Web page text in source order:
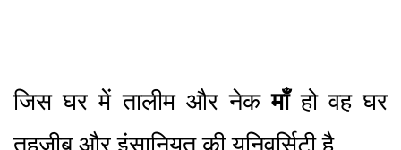
जिस घर में तालीम और नेकमाँहो वह घर
तहज़ीब और इंसानियत की यूनिवर्सिटी है.